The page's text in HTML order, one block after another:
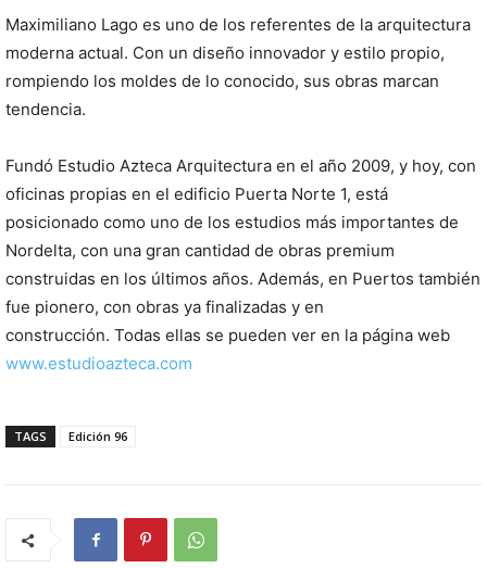
Maximiliano Lago es uno de los referentes de la arquitectura
moderna actual. Con un diseño innovador y estilo propio,
rompiendo los moldes de lo conocido, sus obras marcan
tendencia.
Fundó Estudio Azteca Arquitectura en el año 2009, y hoy, con
oficinas propias en el edificio Puerta Norte 1, está
posicionado como uno de los estudios más importantes de
Nordelta, con una gran cantidad de obras premium
construidas en los últimos años. Además, en Puertos también
fue pionero, con obras ya finalizadas y en
construcción. Todas ellas se pueden ver en la página web
www.estudioazteca.com
TAGS Edición 96